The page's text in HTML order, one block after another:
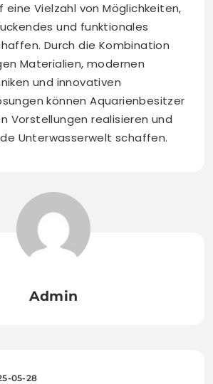
eine Vielzahl von Möglichkeiten,
und funktionales
Durch die Kombination
Materialien, modernen
und innovativen
können Aquarienbesitzer
Vorstellungen realisieren und
Unterwasserwelt schaffen.
Admin
05-28